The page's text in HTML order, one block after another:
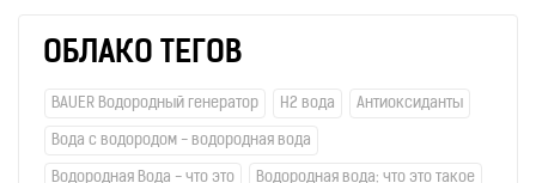
ОБЛАКО ТЕГОВ
BAUER Водородный генератор H2 вода Антиоксиданты
Вода с водородом - водородная вода
Водородная Вода - что это Водородная вода: что это такое